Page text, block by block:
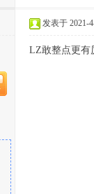
发表于 2021-
LZ敢整点更有